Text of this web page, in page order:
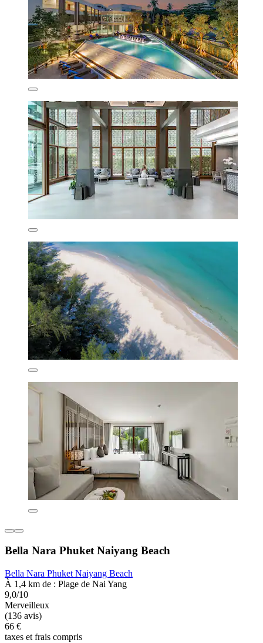
Bella Nara Phuket Naiyang Beach
Bella Nara Phuket Naiyang Beach
À 1,4 km de : Plage de Nai Yang
9,0/10
Merveilleux
(136 avis)
66 €
taxes et frais compris